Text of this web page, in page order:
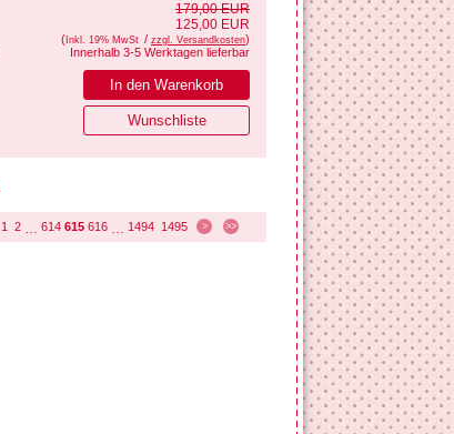
179,00 EUR
125,00 EUR
( Inkl. 19% MwSt / zzgl. Versandkosten)
Innerhalb 3-5 Werktagen lieferbar
1 2 … 614 615 616 … 1494 1495 > >>